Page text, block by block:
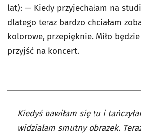
lat): — Kiedy przyjechałam na
dlatego teraz bardzo chciałam
kolorowe, przepięknie. Miło
przyjść na koncert.
Kiedyś bawiłam się tu i
widziałam smutny obrazek.